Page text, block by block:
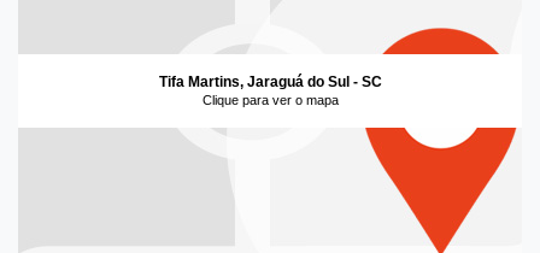
Tifa Martins, Jaraguá do Sul - SC
Clique para ver o mapa